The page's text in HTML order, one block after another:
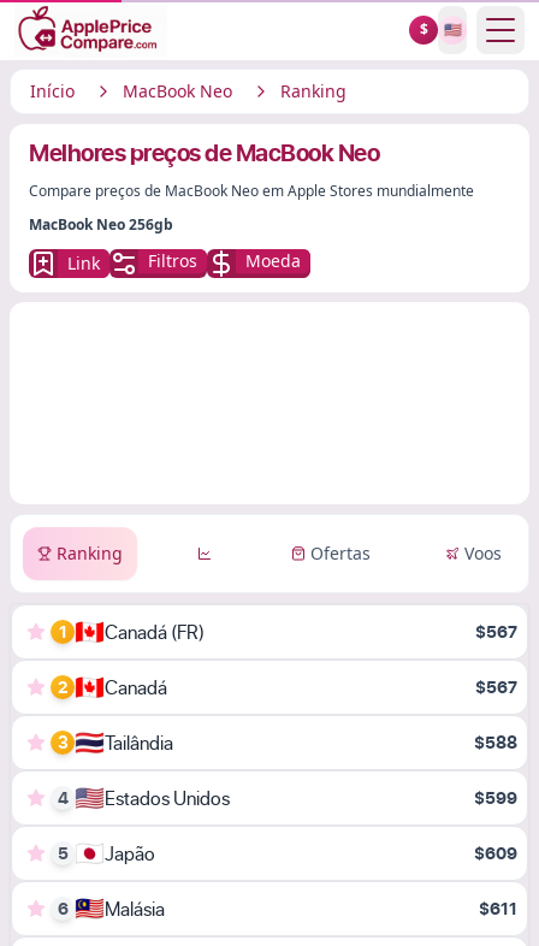
$ 🇺🇸
Início MacBook Neo Ranking
Melhores preços de MacBook Neo
Compare preços de MacBook Neo em Apple Stores mundialmente
MacBook Neo 256gb
Link Filtros Moeda
Ranking Ofertas Voos
1 🇨🇦Canadá (FR) $567
2 🇨🇦Canadá $567
3 🇹🇭Tailândia $588
4 🇺🇸Estados Unidos $599
5 🇯🇵Japão $609
6 🇲🇾Malásia $611